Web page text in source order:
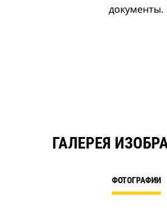
документы.
ГАЛЕРЕЯ
ФОТОГРАФИИ